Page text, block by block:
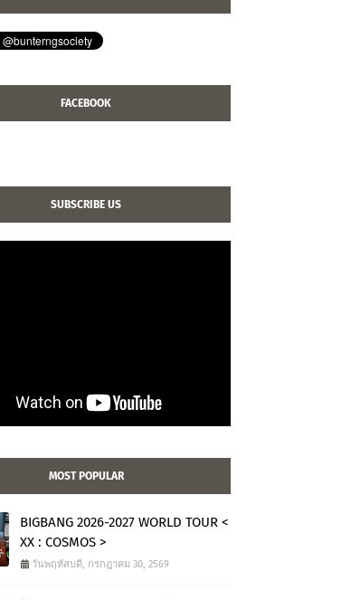
FACEBOOK
SUBSCRIBE US
MOST POPULAR
BIGBANG 2026-2027 WORLD TOUR <
XX : COSMOS >
วันพฤหัสบดี, กรกฎาคม 30, 2569